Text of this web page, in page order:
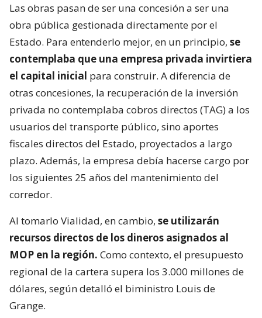
Las obras pasan de ser una concesión a ser una
obra pública gestionada directamente por el
Estado. Para entenderlo mejor, en un principio, se
contemplaba que una empresa privada invirtiera
el capital inicial para construir. A diferencia de
otras concesiones, la recuperación de la inversión
privada no contemplaba cobros directos (TAG) a los
usuarios del transporte público, sino aportes
fiscales directos del Estado, proyectados a largo
plazo. Además, la empresa debía hacerse cargo por
los siguientes 25 años del mantenimiento del
corredor.
Al tomarlo Vialidad, en cambio, se utilizarán
recursos directos de los dineros asignados al
MOP en la región. Como contexto, el presupuesto
regional de la cartera supera los 3.000 millones de
dólares, según detalló el biministro Louis de
Grange.